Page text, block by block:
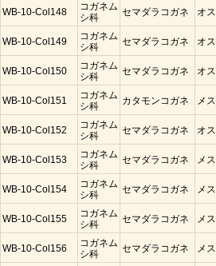
WB-10-Col148
コガネム
シ科
セマダラコガネ オス
WB-10-Col149
コガネム
シ科
セマダラコガネ オス
WB-10-Col150
コガネム
シ科
セマダラコガネ オス
WB-10-Col151
コガネム
シ科
カタモンコガネ メス
WB-10-Col152
コガネム
シ科
セマダラコガネ オス
WB-10-Col153
コガネム
シ科
セマダラコガネ メス
WB-10-Col154
コガネム
シ科
セマダラコガネ メス
WB-10-Col155
コガネム
シ科
セマダラコガネ メス
WB-10-Col156
コガネム
シ科
セマダラコガネ メス